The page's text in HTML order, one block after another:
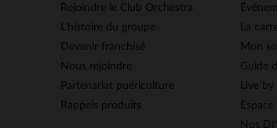
Rejoindre le Club Orchestra
L’histoire du groupe
Devenir franchisé
Nous rejoindre
Partenariat puériculture
Rappels produits
La
Mon
Guide
Live
Nos